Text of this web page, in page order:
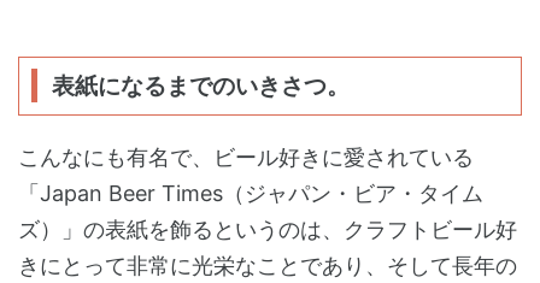
表紙になるまでのいきさつ。
こんなにも有名で、ビール好きに愛されている
「Japan Beer Times（ジャパン・ビア・タイム
ズ）」の表紙を飾るというのは、クラフトビール好
きにとって非常に光栄なことであり、そして長年の